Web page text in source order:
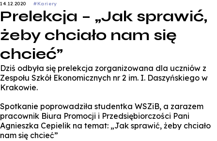
14.12.2020 #Kariery
Prelekcja – „Jak sprawić,
żeby chciało nam się
chcieć”
Dziś odbyła się prelekcja zorganizowana dla uczniów z
Zespołu Szkół Ekonomicznych nr 2 im. I. Daszyńskiego w
Krakowie.
Spotkanie poprowadziła studentka WSZiB, a zarazem
pracownik Biura Promocji i Przedsiębiorczości Pani
Agnieszka Cepielik na temat: „Jak sprawić, żeby chciało
nam się chcieć”